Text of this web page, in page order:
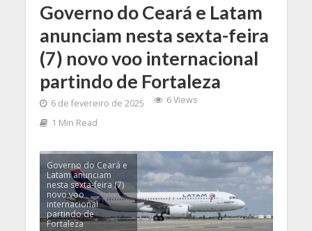
Governo do Ceará e Latam
anunciam nesta sexta-feira
(7) novo voo internacional
partindo de Fortaleza
6 de fevereiro de 2025
6 Views
1 Min Read
Governo do Ceará e
Latam anunciam
nesta sexta-feira (7)
novo voo
internacional
partindo de
Fortaleza